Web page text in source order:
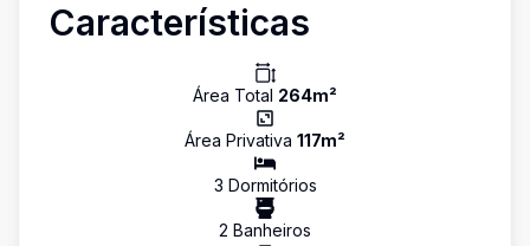
Características
Área Total 264m²
Área Privativa 117m²
3 Dormitórios
2 Banheiros